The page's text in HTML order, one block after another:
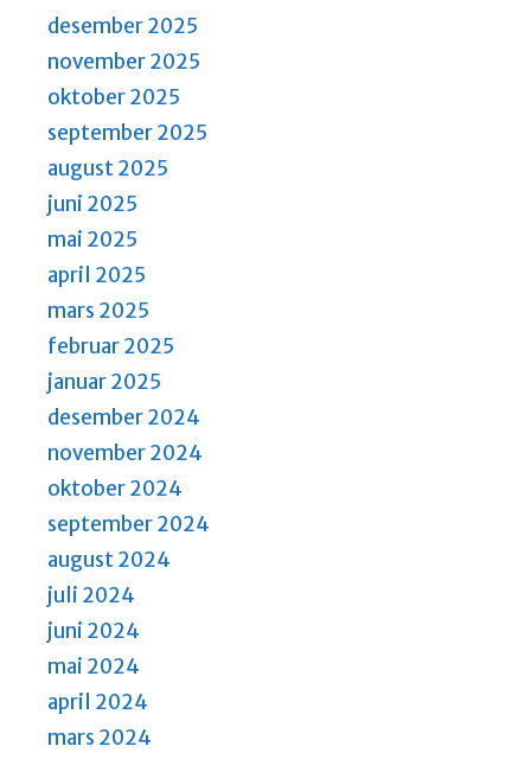
desember 2025
november 2025
oktober 2025
september 2025
august 2025
juni 2025
mai 2025
april 2025
mars 2025
februar 2025
januar 2025
desember 2024
november 2024
oktober 2024
september 2024
august 2024
juli 2024
juni 2024
mai 2024
april 2024
mars 2024